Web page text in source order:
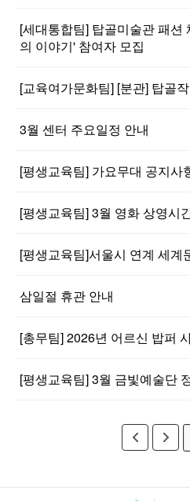
[세대통합팀] 탑골미술관 패션
의 이야기' 참여자 모집
[교육여가문화팀] [분관] 탑골
3월 센터 주요일정 안내
[평생교육팀] 가요무대 공지사
[평생교육팀] 3월 영화 상영시
[평생교육팀]서울시 연계 세계
삼일절 휴관 안내
[총무팀] 2026년 어르신 밥퍼
[평생교육팀] 3월 금빛예술단